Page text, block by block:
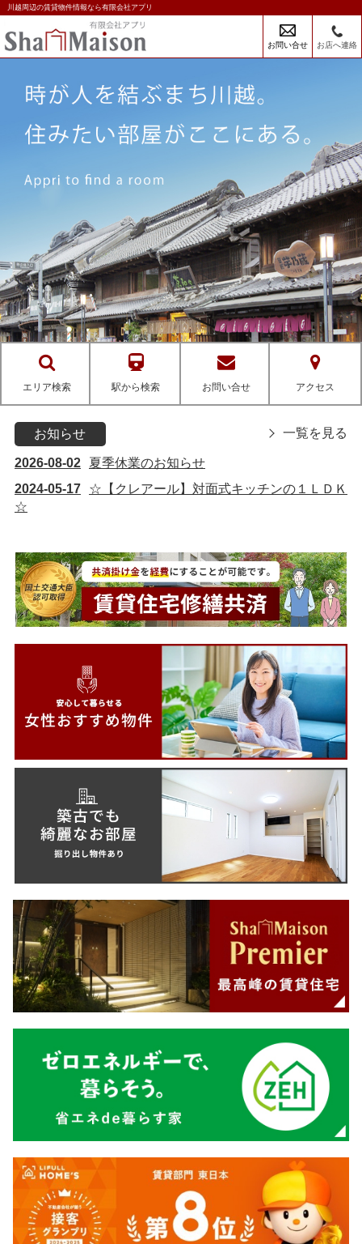
川越周辺の賃貸物件情報なら有限会社アプリ
お問い合せ お店へ連絡
エリア検索 駅から検索 お問い合せ アクセス
お知らせ 一覧を見る